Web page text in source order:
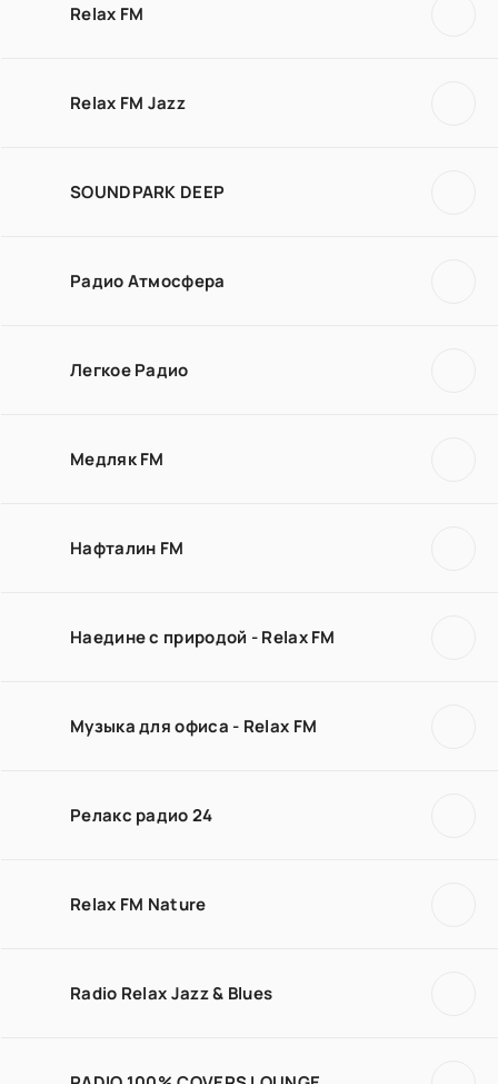
Relax FM
Relax FM Jazz
SOUNDPARK DEEP
Радио Атмосфера
Легкое Радио
Медляк FM
Нафталин FM
Наедине с природой - Relax FM
Музыка для офиса - Relax FM
Релакс радио 24
Relax FM Nature
Radio Relax Jazz & Blues